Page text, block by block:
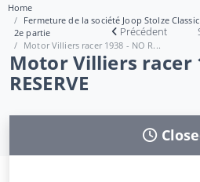
Home
Fermeture de la société Joop Stolze
2e partie
Motor Villiers racer 1938 - NO R...
Précédent
Motor Villiers racer
RESERVE